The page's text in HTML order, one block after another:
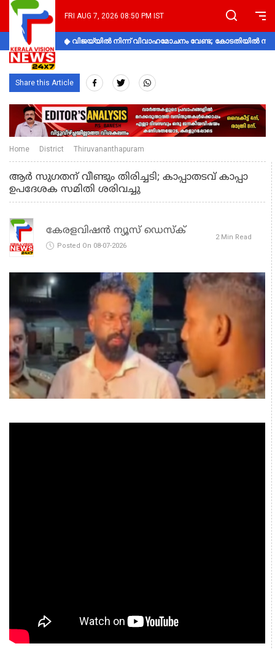
FRI AUG 7, 2026 08:50 PM IST
വിജയ്‌യിൽ നിന്ന് വിവാഹമോചനം വേണ്ട; കോടതിയിൽ
Share this Article
Home District Thiruvananthapuram
ആര്‍ സുഗതന് വീണ്ടും തിരിച്ചടി; കാപ്പാതടവ് കാപ്പാ
ഉപദേശക സമിതി ശരിവച്ചു
കേരളവിഷൻ ന്യൂസ് ഡെസ്‌ക്
Posted On 08-07-2026
2 Min Read